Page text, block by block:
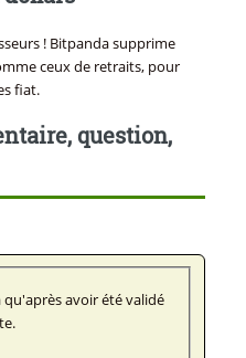
! Bitpanda supprime
ceux de retraits, pour
fiat.
question,
avoir été validé